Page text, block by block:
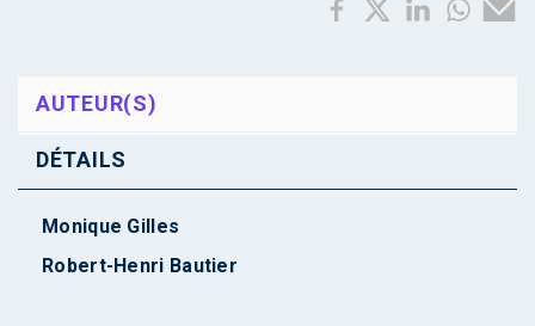
AUTEUR(S)
DÉTAILS
Monique Gilles
Robert-Henri Bautier